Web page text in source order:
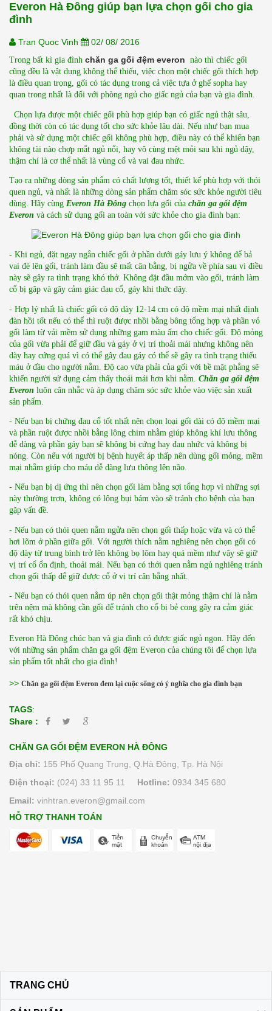
Everon Hà Đông giúp bạn lựa chọn gối cho gia
đình
Tran Quoc Vinh 02/ 08/ 2016
Trong bất kì gia đình chăn ga gối đệm everon nào thì chiếc gối
cũng đều là vật dụng không thể thiếu, việc chọn một chiếc gối thích hợp
là điều quan trọng, gối có tác dụng trong cả việc tựa ở ghế sopha hay
quan trong nhất là đối với phòng ngủ cho giấc ngủ của bạn và gia đình.
Chọn lựa được một chiếc gối phù hợp giúp bạn có giấc ngủ thật sâu,
đồng thời còn có tác dụng tốt cho sức khỏe lâu dài. Nếu như bạn mua
phải và sử dụng một chiếc gối không phù hợp, điều này có thể khiến bạn
không tài nào chợp mắt ngủ nổi, hay vô cùng mệt mỏi sau khi ngủ dậy,
thậm chí là cơ thể nhất là vùng cổ và vai đau nhức.
Tạo ra những dòng sản phẩm có chất lượng tốt, thiết kế phù hợp với thói
quen ngủ, và nhất là những dòng sản phẩm chăm sóc sức khỏe người tiêu
dùng. Hãy cùng Everon Hà Đông chọn lựa gối của chăn ga gối đệm
Everon và cách sử dụng gối an toàn với sức khỏe cho gia đình bạn:
- Khi ngủ, đặt ngay ngắn chiếc gối ở phần dưới gáy lưu ý không để bả
vai đè lên gối, tránh làm đầu sẽ mất cân bằng, bị ngửa về phía sau vì điều
này sẽ gây ra tình trạng khó thở. Không đặt đầu mớm vào gối, tránh làm
cổ bị gập và gây cảm giác đau cổ, gáy khi thức dậy.
- Hợp lý nhất là chiếc gối có độ dày 12-14 cm có độ mềm mại nhất định
đàn hồi tốt nếu có thể thì ruột được nhồi bằng bông tổng hợp và phần vỏ
gối làm từ vải mềm sử dụng những gam màu ấm cho chiếc gối. Độ mỏng
của gối vừa phải để giữ đầu và gáy ở vị trí thoải mái nhưng không nên
dày hay cứng quá vì có thể gây đau gáy có thể sẽ gây ra tình trạng thiếu
máu ở đầu cho người nằm. Độ cao vừa phải của gối với bề mặt phẳng sẽ
khiến người sử dụng cảm thấy thoải mái hơn khi nằm. Chăn ga gối đệm
Everon luôn cân nhắc và áp dụng chăm sóc sức khỏe vào việc sản xuất
sản phẩm.
- Nếu bạn bị chứng đau cổ tốt nhất nên chọn loại gối dài có độ mềm mại
và phần ruột được nhồi bằng lông chim nhằm giúp không khí lưu thông
dễ dàng và phần gáy bạn sẽ không bị cứng hay đau nhức và không bị
nóng. Còn nếu với người bị bệnh huyết áp thấp nên dùng gối mỏng, mềm
mại nhằm giúp cho máu dễ dàng lưu thông lên não.
- Nếu bạn bị dị ứng thì nên chọn gối làm bằng sợi tổng hợp vì những sợi
này thường trơn, không có lông bụi bám vào sẽ tránh cho bệnh của bạn
gặp vấn đề.
- Nếu bạn có thói quen nằm ngửa nên chọn gối thấp hoặc vừa và có thể
hơi lõm ở phần giữa gối. Với người thích nằm nghiêng nên chọn gối có
độ dày từ trung bình trở lên không bọ lõm hay quá mềm như vậy sẽ giữ
vị trí cổ ổn định, thoải mái. Nếu bạn có thới quen nằm ngủ nghiêng tránh
chọn gối thấp để giữ được cổ ở vị trí cân bằng nhất.
- Nếu bạn có thói quen nằm úp nên chọn gối thật mỏng thậm chí là nằm
trên nệm mà không cần gối để tránh cho cổ bị bẻ cong gây ra cảm giác
rất khó chịu.
Everon Hà Đông chúc bạn và gia đình có được giấc ngủ ngon. Hãy đến
với những sản phẩm chăn ga gối đệm Everon của chúng tôi để chọn lựa
sản phẩm tốt nhất cho gia đình!
>> Chăn ga gối đệm Everon đem lại cuộc sống có ý nghĩa cho gia đình bạn
TAGS:
Share :
CHĂN GA GỐI ĐỆM EVERON HÀ ĐÔNG
Địa chỉ: 155 Phố Quang Trung, Q.Hà Đông, Tp. Hà Nội
Điện thoại: (024) 33 11 95 11 Hotline: 0934 345 680
Email: vinhtran.everon@gmail.com
HỖ TRỢ THANH TOÁN
TRANG CHỦ